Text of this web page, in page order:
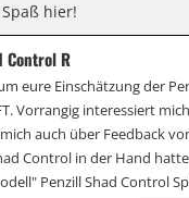
hier!
Control R
eure Einschätzung der
Vorrangig interessiert mich
auch über Feedback
Control in der Hand
Penzill Shad Control